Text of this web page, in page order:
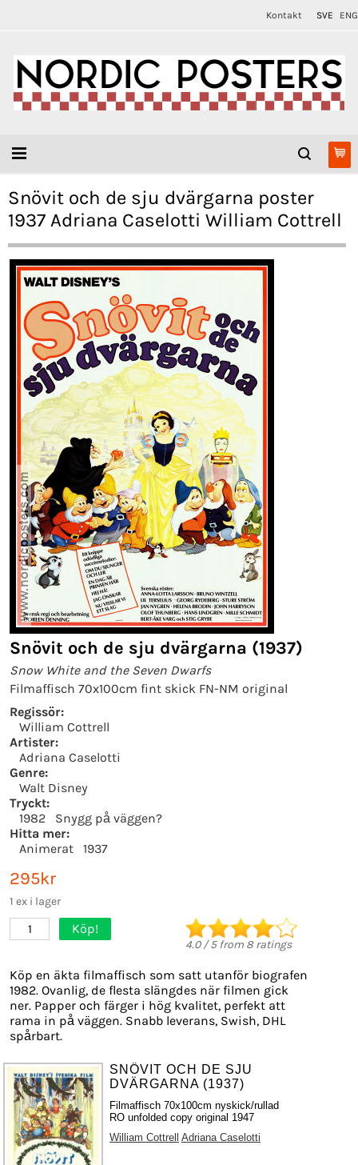
Kontakt SVE ENG
Snövit och de sju dvärgarna poster
1937 Adriana Caselotti William Cottrell
Snövit och de sju dvärgarna (1937)
Snow White and the Seven Dwarfs
Filmaffisch 70x100cm fint skick FN-NM original
Regissör:
William Cottrell
Artister:
Adriana Caselotti
Genre:
Walt Disney
Tryckt:
1982
Snygg på väggen?
Hitta mer:
Animerat
1937
295kr
1 ex i lager
1 Köp!
4.0/5from 8 ratings
Köp en äkta filmaffisch som satt utanför biografen
1982. Ovanlig, de flesta slängdes när filmen gick
ner. Papper och färger i hög kvalitet, perfekt att
rama in på väggen. Snabb leverans, Swish, DHL
spårbart.
SNÖVIT OCH DE SJU
DVÄRGARNA (1937)
Filmaffisch 70x100cm nyskick/rullad
RO unfolded copy original 1947
William Cottrell
Adriana Caselotti